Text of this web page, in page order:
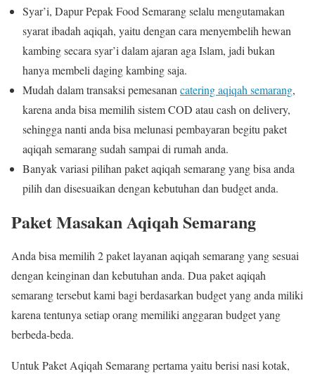
Syar’i, Dapur Pepak Food Semarang selalu mengutamakan
syarat ibadah aqiqah, yaitu dengan cara menyembelih hewan
kambing secara syar’i dalam ajaran aga Islam, jadi bukan
hanya membeli daging kambing saja.
Mudah dalam transaksi pemesanan catering aqiqah semarang,
karena anda bisa memilih sistem COD atau cash on delivery,
sehingga nanti anda bisa melunasi pembayaran begitu paket
aqiqah semarang sudah sampai di rumah anda.
Banyak variasi pilihan paket aqiqah semarang yang bisa anda
pilih dan disesuaikan dengan kebutuhan dan budget anda.
Paket Masakan Aqiqah Semarang
Anda bisa memilih 2 paket layanan aqiqah semarang yang sesuai
dengan keinginan dan kebutuhan anda. Dua paket aqiqah
semarang tersebut kami bagi berdasarkan budget yang anda miliki
karena tentunya setiap orang memiliki anggaran budget yang
berbeda-beda.
Untuk Paket Aqiqah Semarang pertama yaitu berisi nasi kotak,